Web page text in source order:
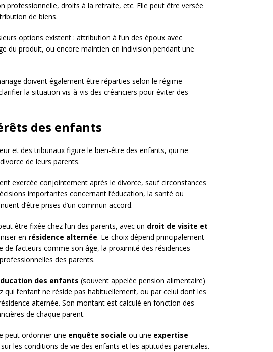
professionnelle, droits à la retraite, etc. Elle peut être versée
de biens.
options existent : attribution à l’un des époux avec
du produit, ou encore maintien en indivision pendant une
doivent également être réparties selon le régime
la situation vis-à-vis des créanciers pour éviter des
des enfants
et des tribunaux figure le bien-être des enfants, qui ne
de leurs parents.
exercée conjointement après le divorce, sauf circonstances
importantes concernant l’éducation, la santé ou
d’être prises d’un commun accord.
être fixée chez l’un des parents, avec un droit de visite et
en résidence alternée. Le choix dépend principalement
de facteurs comme son âge, la proximité des résidences
des parents.
des enfants (souvent appelée pension alimentaire)
l’enfant ne réside pas habituellement, ou par celui dont les
alternée. Son montant est calculé en fonction des
de chaque parent.
peut ordonner une enquête sociale ou une expertise
sur les conditions de vie des enfants et les aptitudes parentales.